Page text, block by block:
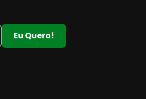
Eu Quero!